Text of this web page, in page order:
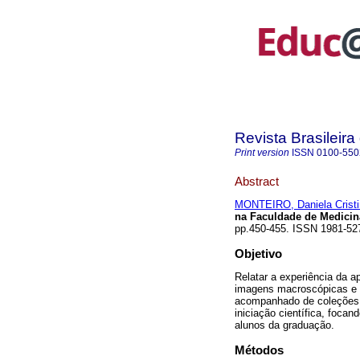
Revista
Print version ISSN 0100-
Abstract
MONTEIRO, Daniela
na Faculdade de
pp.450-455. ISSN 1981-
Objetivo
Relatar a experiência da
imagens macroscópicas
acompanhado de
iniciação científica,
alunos da graduação.
Métodos